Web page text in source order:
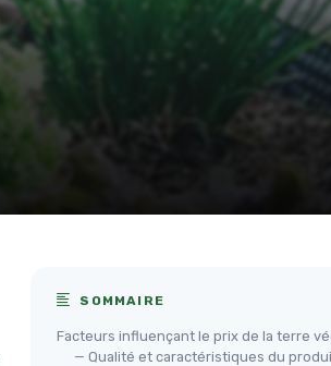
SOMMAIRE
Facteurs influençant le prix de la terre
— Qualité et caractéristiques du